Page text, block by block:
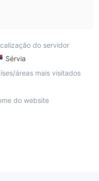
do servidor
Sérvia
áreas mais visitados
do website